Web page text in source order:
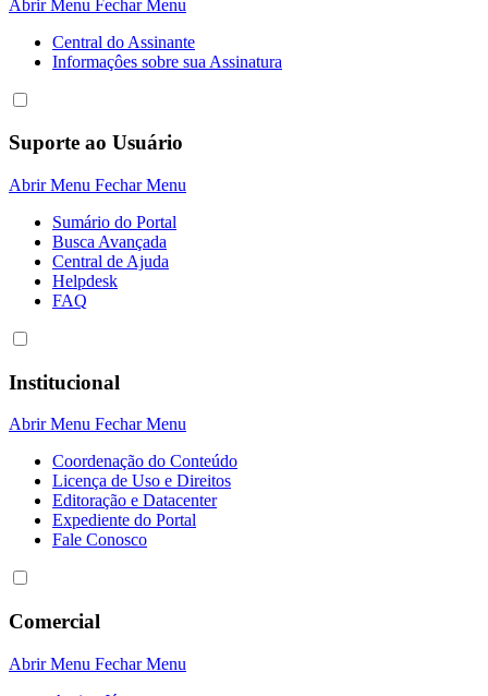
Abrir Menu Fechar Menu
Central do Assinante
Informaçôes sobre sua Assinatura
Suporte ao Usuário
Abrir Menu Fechar Menu
Sumário do Portal
Busca Avançada
Central de Ajuda
Helpdesk
FAQ
Institucional
Abrir Menu Fechar Menu
Coordenação do Conteúdo
Licença de Uso e Direitos
Editoração e Datacenter
Expediente do Portal
Fale Conosco
Comercial
Abrir Menu Fechar Menu